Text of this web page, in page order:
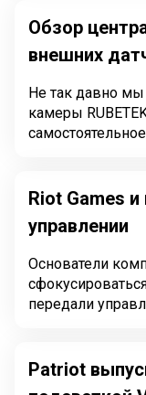
Обзор
внешних
Не так давно мы
камеры
самостоятельное
Riot Games и
управлении
Основатели
передали
Patriot